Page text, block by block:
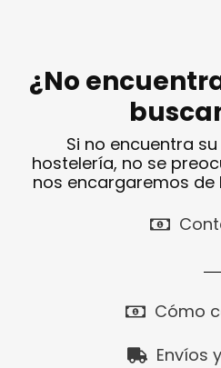
¿No
Si no encuentra
hostelería, no se
nos encargaremos
Cómo
Envíos